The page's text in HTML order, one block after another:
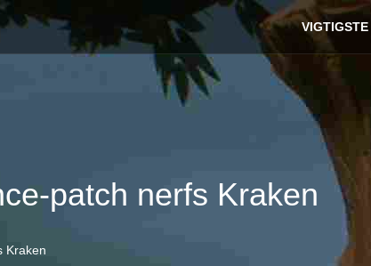
VIGTIGSTE
patch nerfs Kraken
Kraken